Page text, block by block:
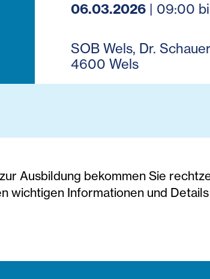
06.03.2026 | 09:00
SOB Wels, Dr.
4600 Wels
Ausbildung bekommen Sie
wichtigen Informationen und